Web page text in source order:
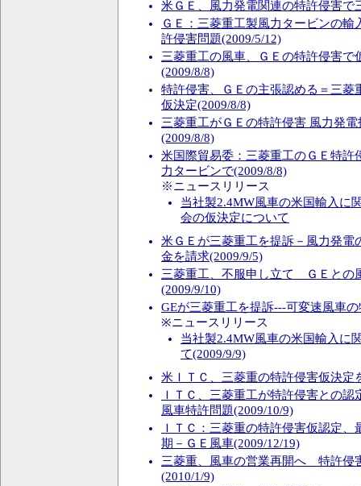
米ＧＥ、風力発電関連の特許侵害で
ＧＥ：三菱重工製風力タービンの輸
許侵害問題(2009/5/12)
三菱重工の風車、ＧＥの特許侵害
(2009/8/8)
特許侵害、ＧＥの主張認める＝三菱
仮決定(2009/8/8)
三菱重工がＧＥの特許侵害 風力発
(2009/8/8)
米国際貿易委：三菱重工のＧＥ特許
力タービンで(2009/8/8)
※ニュースリリース
当社製2.4MW風車の米国輸入に
会の仮決定について
米ＧＥが三菱重工を提訴－風力発電
金を請求(2009/9/5)
三菱重工、不服申し立て ＧＥとの
(2009/9/10)
GEが三菱重工を提訴---可変速風車
※ニュースリリース
当社製2.4MW風車の米国輸入に
て(2009/9/9)
米ＩＴＣ、三菱重の特許侵害仮決定
ＩＴＣ、三菱重工が特許侵害との
風車特許問題(2009/10/9)
ＩＴＣ：三菱重の特許侵害仮認定
期－ＧＥ風車(2009/12/19)
三菱重、風車の営業再開へ 特許侵
(2010/1/9)